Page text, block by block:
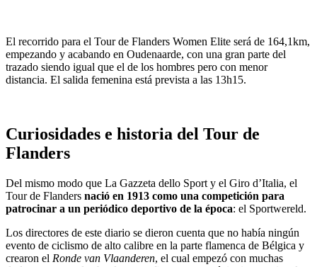
El recorrido para el Tour de Flanders Women Elite será de 164,1km,
empezando y acabando en Oudenaarde, con una gran parte del
trazado siendo igual que el de los hombres pero con menor
distancia. El salida femenina está prevista a las 13h15.
Curiosidades e historia del Tour de
Flanders
Del mismo modo que La Gazzeta dello Sport y el Giro d’Italia, el
Tour de Flanders nació en 1913 como una competición para
patrocinar a un periódico deportivo de la época: el Sportwereld.
Los directores de este diario se dieron cuenta que no había ningún
evento de ciclismo de alto calibre en la parte flamenca de Bélgica y
crearon el Ronde van Vlaanderen, el cual empezó con muchas